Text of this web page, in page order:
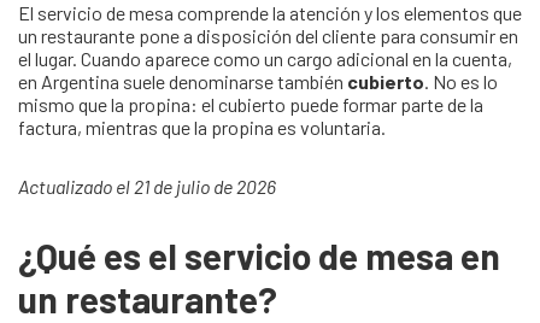
El servicio de mesa comprende la atención y los elementos que
un restaurante pone a disposición del cliente para consumir en
el lugar. Cuando aparece como un cargo adicional en la cuenta,
en Argentina suele denominarse también cubierto. No es lo
mismo que la propina: el cubierto puede formar parte de la
factura, mientras que la propina es voluntaria.
Actualizado el 21 de julio de 2026
¿Qué es el servicio de mesa en
un restaurante?